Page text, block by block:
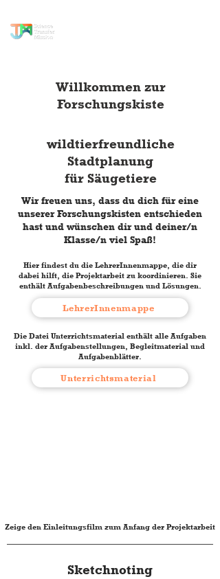
Willkommen zur
Forschungskiste
wildtierfreundliche
Stadtplanung
für Säugetiere
Wir freuen uns, dass du dich für eine
unserer Forschungskisten entschieden
hast und wünschen dir und deiner/n
Klasse/n viel Spaß!
Hier findest du die LehrerInnenmappe, die dir
dabei hilft, die Projektarbeit zu koordinieren. Sie
enthält Aufgabenbeschreibungen und Lösungen.
LehrerInnenmappe
Die Datei Unterrichtsmaterial enthält alle Aufgaben
inkl. der Aufgabenstellungen, Begleitmaterial und
Aufgabenblätter.
Unterrichtsmaterial
Zeige den Einleitungsfilm zum Anfang der Projektarbeit
Sketchnoting